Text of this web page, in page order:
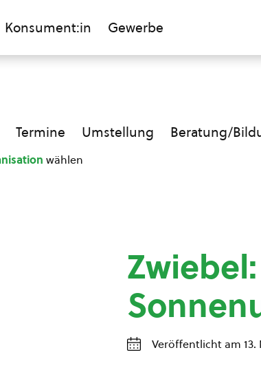
Konsument:in Gewerbe
Termine Umstellung Beratung/
wählen
Veröffentlicht am 13.